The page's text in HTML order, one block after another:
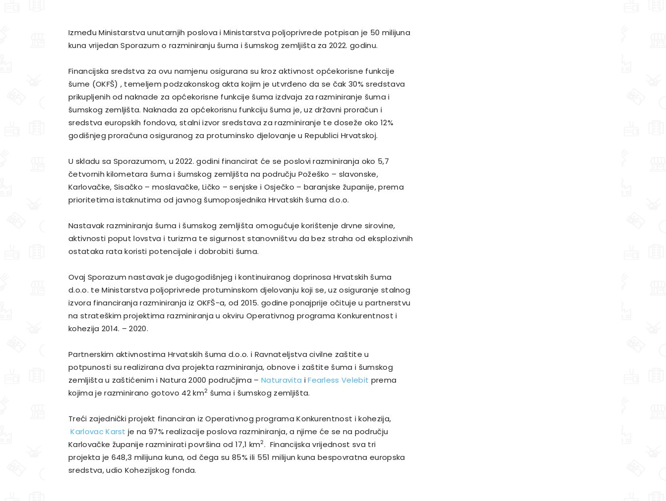
Između Ministarstva unutarnjih poslova i Ministarstva poljoprivrede potpisan je 50 milijuna
kuna vrijedan Sporazum o razminiranju šuma i šumskog zemljišta za 2022. godinu.
Financijska sredstva za ovu namjenu osigurana su kroz aktivnost općekorisne funkcije
šume (OKFŠ) , temeljem podzakonskog akta kojim je utvrđeno da se čak 30% sredstava
prikupljenih od naknade za općekorisne funkcije šuma izdvaja za razminiranje šuma i
šumskog zemljišta. Naknada za općekorisnu funkciju šuma je, uz državni proračun i
sredstva europskih fondova, stalni izvor sredstava za razminiranje te doseže oko 12%
godišnjeg proračuna osiguranog za protuminsko djelovanje u Republici Hrvatskoj.
U skladu sa Sporazumom, u 2022. godini financirat će se poslovi razminiranja oko 5,7
četvornih kilometara šuma i šumskog zemljišta na području Požeško – slavonske,
Karlovačke, Sisačko – moslavačke, Ličko – senjske i Osječko – baranjske županije, prema
prioritetima istaknutima od javnog šumoposjednika Hrvatskih šuma d.o.o.
Nastavak razminiranja šuma i šumskog zemljišta omogućuje korištenje drvne sirovine,
aktivnosti poput lovstva i turizma te sigurnost stanovništvu da bez straha od eksplozivnih
ostataka rata koristi potencijale i dobrobiti šuma.
Ovaj Sporazum nastavak je dugogodišnjeg i kontinuiranog doprinosa Hrvatskih šuma
d.o.o. te Ministarstva poljoprivrede protuminskom djelovanju koji se, uz osiguranje stalnog
izvora financiranja razminiranja iz OKFŠ-a, od 2015. godine ponajprije očituje u partnerstvu
na strateškim projektima razminiranja u okviru Operativnog programa Konkurentnost i
kohezija 2014. – 2020.
Partnerskim aktivnostima Hrvatskih šuma d.o.o. i Ravnateljstva civilne zaštite u
potpunosti su realizirana dva projekta razminiranja, obnove i zaštite šuma i šumskog
zemljišta u zaštićenim i Natura 2000 područjima –Naturavita iFearless Velebit prema
kojima je razminirano gotovo 42 km2 šuma i šumskog zemljišta.
Treći zajednički projekt financiran iz Operativnog programa Konkurentnost i kohezija,
Karlovac Karst je na 97% realizacije poslova razminiranja, a njime će se na području
Karlovačke županije razminirati površina od 17,1 km2. Financijska vrijednost sva tri
projekta je 648,3 milijuna kuna, od čega su 85% ili 551 milijun kuna bespovratna europska
sredstva, udio Kohezijskog fonda.